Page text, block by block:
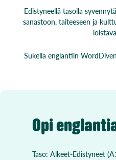
Edistyneellä tasolla
sanastoon, taiteeseen ja
Sukella englantiin
Opi
Taso: Alkeet-Edistyneet